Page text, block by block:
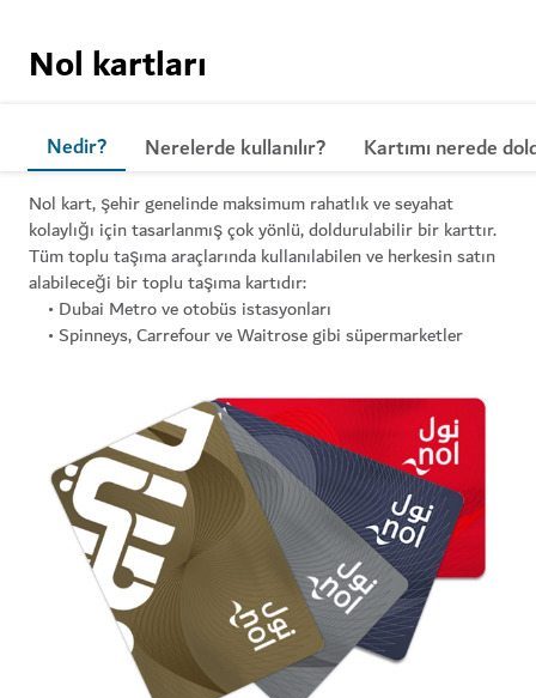
Nol kartları
Nedir? Nerelerde kullanılır? Kartımı nerede
Nol kart, şehir genelinde maksimum rahatlık ve seyahat
kolaylığı için tasarlanmış çok yönlü, doldurulabilir bir karttır.
Tüm toplu taşıma araçlarında kullanılabilen ve herkesin satın
alabileceği bir toplu taşıma kartıdır:
• Dubai Metro ve otobüs istasyonları
• Spinneys, Carrefour ve Waitrose gibi süpermarketler